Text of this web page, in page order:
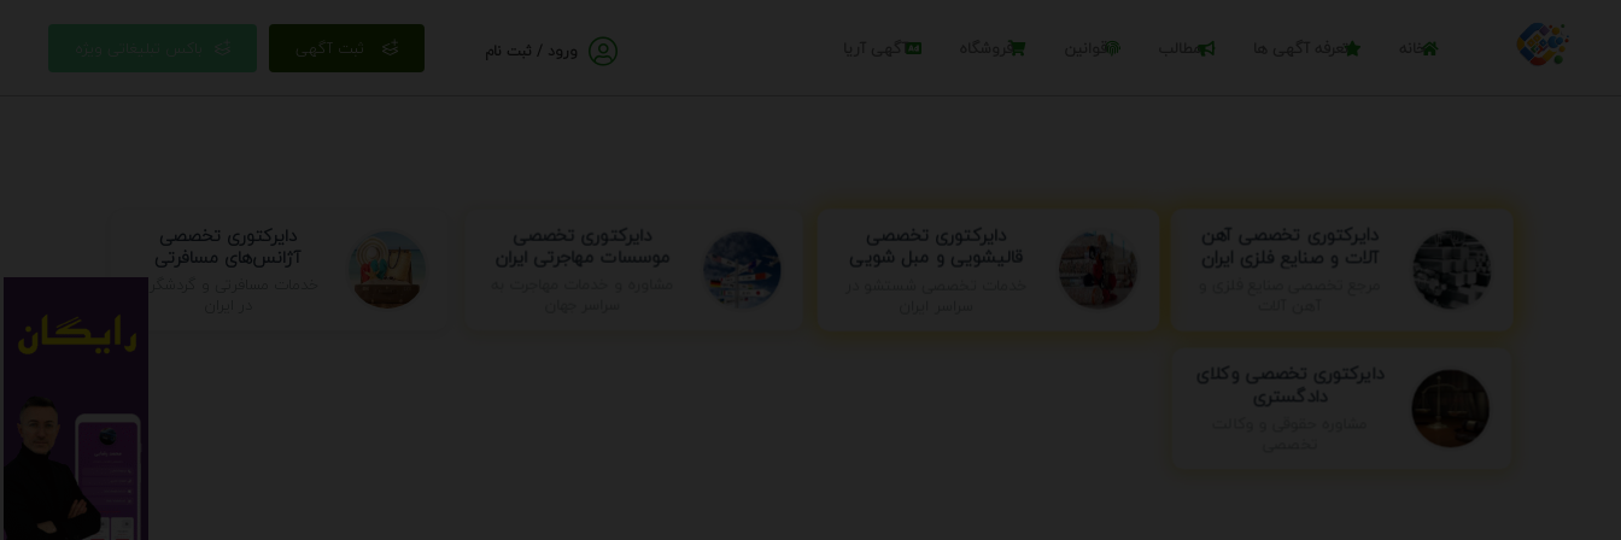
ثبت آگهی ورود / ثبت نام خانه تعرفه آگهی ها مطالب قوانین فروشگاه آگهی آریا
دایرکتوری تخصصی آهن
آلات و صنایع فلزی ایران
دایرکتوری تخصصی
قالیشویی و مبل شویی
دایرکتوری تخصصی
موسسات مهاجرتی ایران
دایرکتوری تخصصی
آژانس‌های مسافرتی
خدمات مسافرتی و گردشگری
دایرکتوری تخصصی وکلای
دادگستری